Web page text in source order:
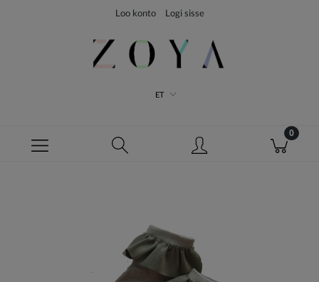
Loo konto Logi sisse
ET